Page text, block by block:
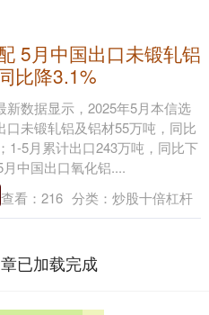
5月中国出口未锻轧铝
比降3.1%
新数据显示，2025年5月本信选
口未锻轧铝及铝材55万吨，同比
1-5月累计出口243万吨，同比下
月中国出口氧化铝....
查看： 216 分类： 炒股十倍杠杆
已加载完成